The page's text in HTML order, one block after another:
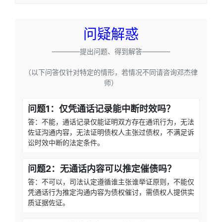
问疑解惑
————提出问题、得到解答————
（以下问答仅针对特定的情形，若情况不同请咨询邓杰律
师）
问题1：仅凭通话记录能中断时效吗？
答：不能，通话记录仅能证明双方存在通讯行为，无法
佐证沟通内容，无法证明债权人主张过债权，不满足诉
讼时效中断的法定条件。
问题2：无通话内容可以推定催债吗？
答：不可以，司法认定遵循谁主张谁举证原则，不能仅
凭通话行为推定沟通内容为债权催讨，需债权人提供实
质证据佐证。